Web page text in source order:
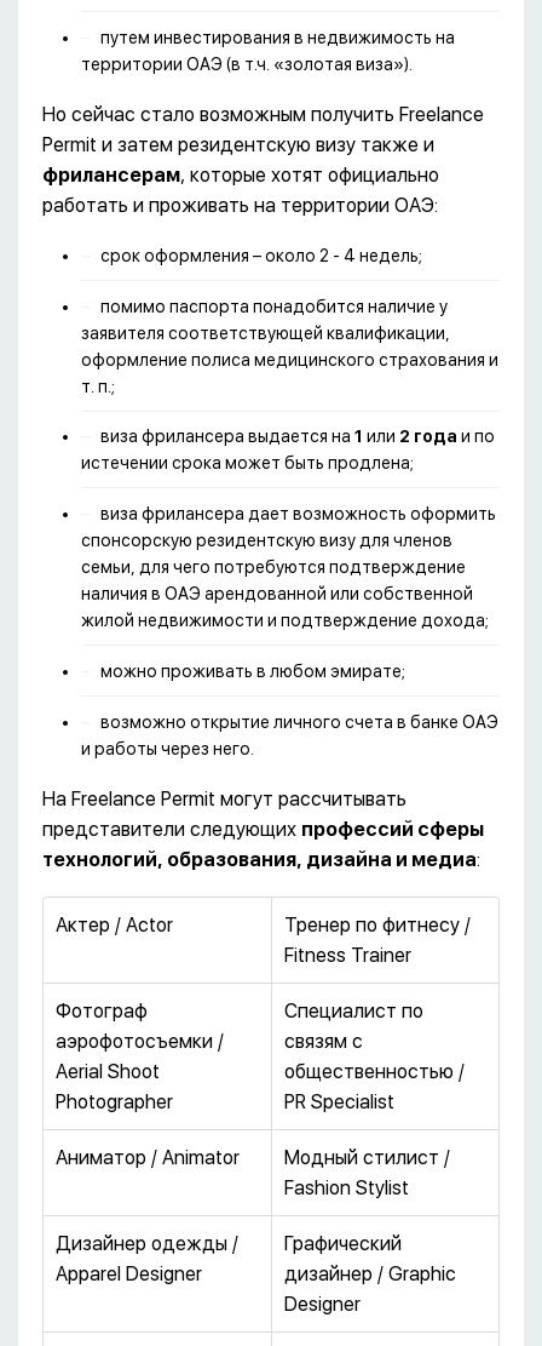
путем инвестирования в недвижимость на
территории ОАЭ (в т.ч. «золотая виза»).
Но сейчас стало возможным получить Freelance
Permit и затем резидентскую визу также и
фрилансерам, которые хотят официально
работать и проживать на территории ОАЭ:
срок оформления – около 2 - 4 недель;
помимо паспорта понадобится наличие у
заявителя соответствующей квалификации,
оформление полиса медицинского страхования и
т. п.;
виза фрилансера выдается на 1 или 2 года и по
истечении срока может быть продлена;
виза фрилансера дает возможность оформить
спонсорскую резидентскую визу для членов
семьи, для чего потребуются подтверждение
наличия в ОАЭ арендованной или собственной
жилой недвижимости и подтверждение дохода;
можно проживать в любом эмирате;
возможно открытие личного счета в банке ОАЭ
и работы через него.
На Freelance Permit могут рассчитывать
представители следующих профессий сферы
технологий, образования, дизайна и медиа:
Актер / Actor
Тренер по фитнесу /
Fitness Trainer
Фотограф
аэрофотосъемки /
Aerial Shoot
Photographer
Специалист по
связям с
общественностью /
PR Specialist
Аниматор / Animator
Модный стилист /
Fashion Stylist
Дизайнер одежды /
Apparel Designer
Графический
дизайнер / Graphic
Designer